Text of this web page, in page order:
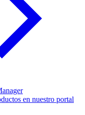
en nuestro portal